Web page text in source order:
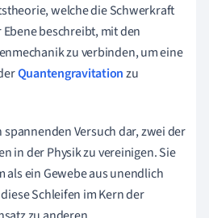
welche die Schwerkraft
beschreibt, mit den
zu verbinden, um eine
Quantengravitationzu
Versuch dar, zwei der
in der Physik zu vereinigen. Sie
als ein Gewebe aus unendlich
Schleifen im Kern der